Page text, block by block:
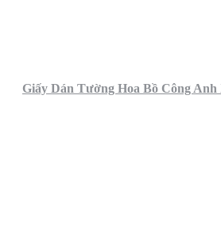
Giấy Dán Tường Hoa Bồ Công